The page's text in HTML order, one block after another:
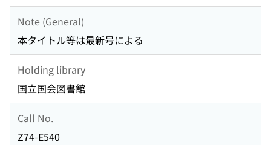
Note (General)
本タイトル等は最新号による
Holding library
国立国会図書館
Call No.
Z74-E540